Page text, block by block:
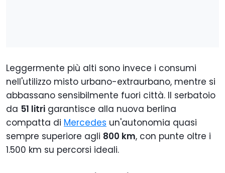
Leggermente più alti sono invece i consumi
nell'utilizzo misto urbano-extraurbano, mentre si
abbassano sensibilmente fuori città. Il serbatoio
da 51 litri garantisce alla nuova berlina
compatta di Mercedes un'autonomia quasi
sempre superiore agli 800 km, con punte oltre i
1.500 km su percorsi ideali.